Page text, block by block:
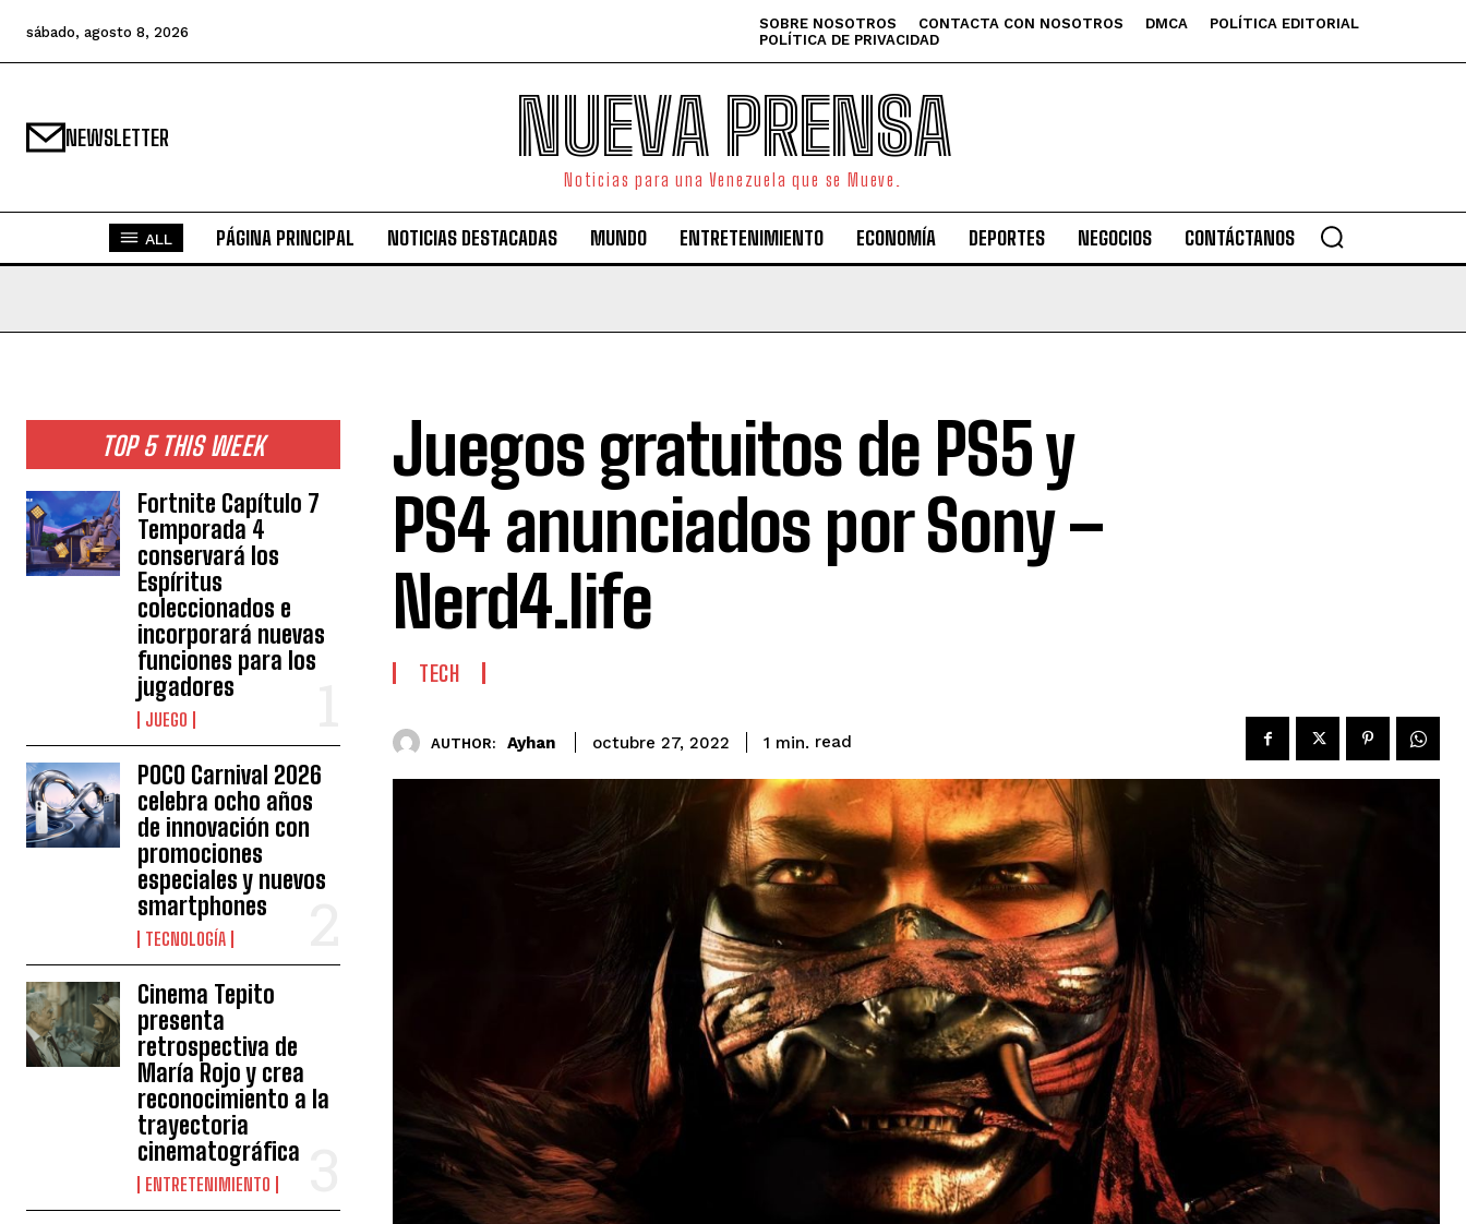
sábado, agosto 8, 2026 SOBRE NOSOTROS CONTACTA CON NOSOTROS DMCA
POLÍTICA EDITORIAL
POLÍTICA DE PRIVACIDAD
NEWSLETTER NUEVA PRENSA
Noticias para una Venezuela que se Mueve.
ALL PÁGINA PRINCIPAL NOTICIAS DESTACADAS MUNDO ENTRETENIMIENTO ECONOMÍA DEPORTES NEGOCIOS CONTÁCTANOS
TOP 5 THIS WEEK
Fortnite Capítulo 7
Temporada 4
conservará los
Espíritus
coleccionados e
incorporará nuevas
funciones para los
jugadores
JUEGO
POCO Carnival 2026
celebra ocho años
de innovación con
promociones
especiales y nuevos
smartphones
TECNOLOGÍA
Cinema Tepito
presenta
retrospectiva de
María Rojo y crea
reconocimiento a la
trayectoria
cinematográfica
ENTRETENIMIENTO
Juegos gratuitos de PS5 y
PS4 anunciados por Sony –
Nerd4.life
TECH
AUTHOR: Ayhan octubre 27, 2022 1 min. read